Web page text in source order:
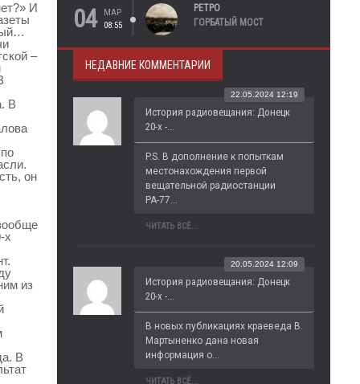
И
–
В
он
х
из
В
04
МАР
08:55
РЕТРО
ГОРБАТЫЙ МОСТ
НЕДАВНИЕ КОММЕНТАРИИ
История радиовещания: Донецк
20-х -...
22.05.2024 12:19
P.S. В дополнение к попыткам
местонахождения первой
вещательной радиостанции
РА-77...
ЧИТАТЬ ВСЁ...
История радиовещания: Донецк
20-х -...
20.05.2024 12:09
В новых публикациях краеведа В.
Мартыненко дана новая
информация о...
ЧИТАТЬ ВСЁ...